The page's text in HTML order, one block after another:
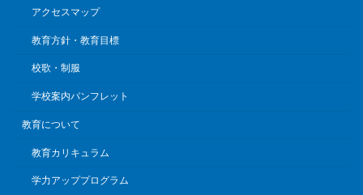
アクセスマップ
教育方針・教育目標
校歌・制服
学校案内パンフレット
教育について
教育カリキュラム
学力アッププログラム